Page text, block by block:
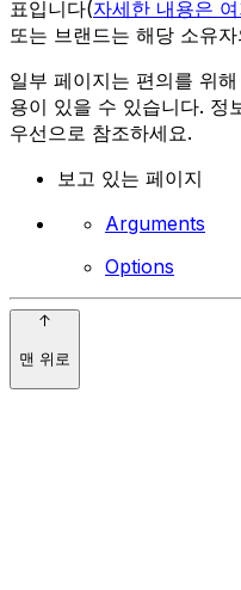
표입니다(자세한 내용은
또는 브랜드는 해당 소유
일부 페이지는 편의를 위
용이 있을 수 있습니다. 정
우선으로 참조하세요.
보고 있는 페이지
Arguments
Options
맨 위로